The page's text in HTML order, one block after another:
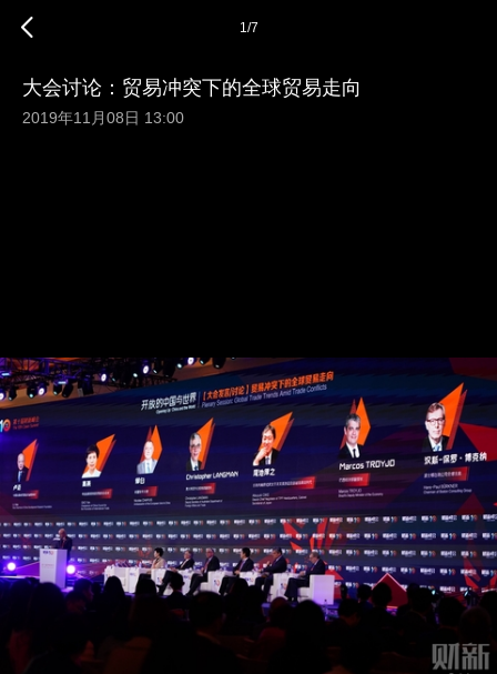
1/7
大会讨论：贸易冲突下的全球贸易走向
2019年11月08日 13:00